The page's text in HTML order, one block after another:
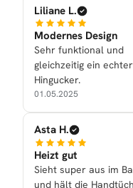
Liliane L.
Modernes Design
Sehr funktional und
gleichzeitig ein echter
Hingucker.
01.05.2025
Asta H.
Heizt gut
Sieht super aus im
und hält die